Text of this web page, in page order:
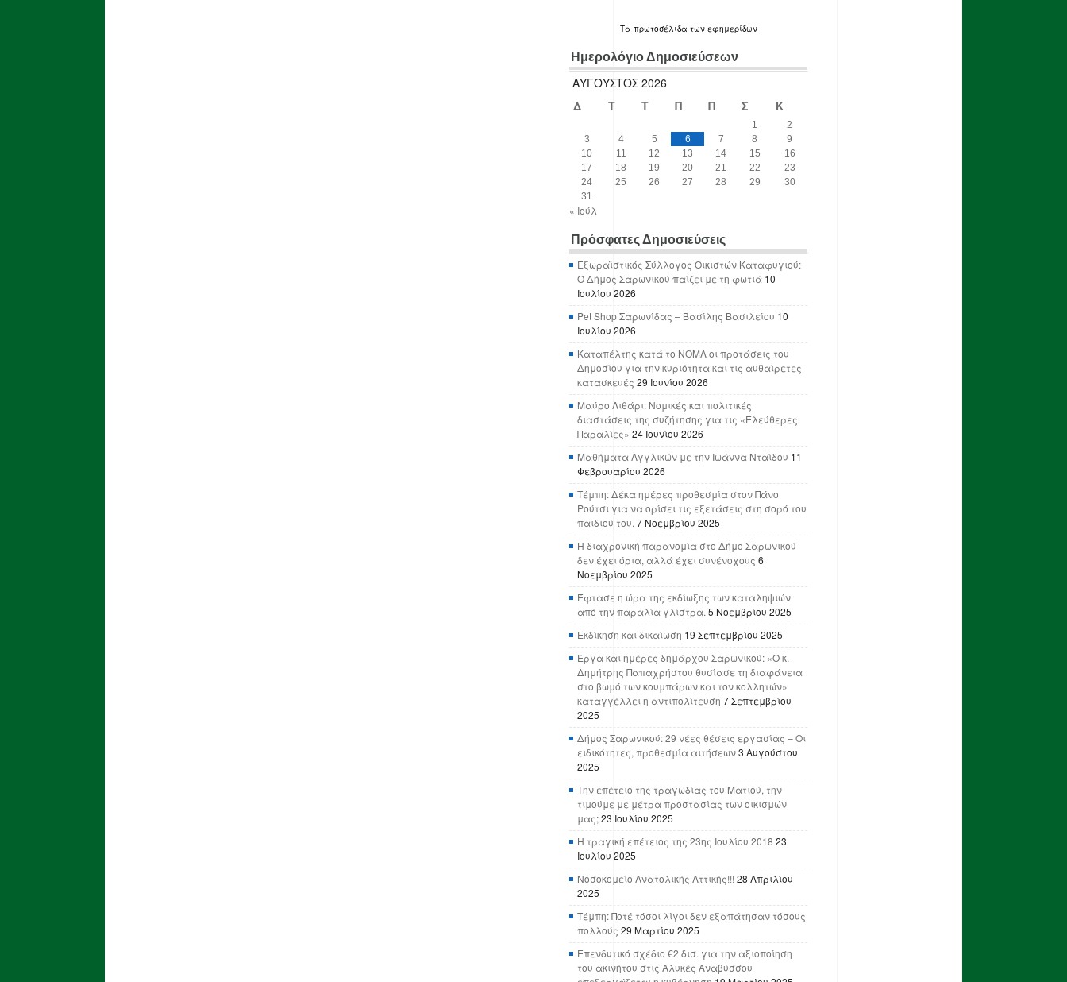
Τα πρωτοσέλιδα των εφημερίδων
Ημερολόγιο Δημοσιεύσεων
ΑΎΓΟΥΣΤΟΣ 2026
Δ
Τ Τ Π Π Σ Κ
1
2
3
4 5 6 7 8
9
10
11 12 13 14 15
16
17
18 19 20 21 22
23
24
25 26 27 28 29
30
31
« Ιούλ
Πρόσφατες Δημοσιεύσεις
Εξωραϊστικός Σύλλογος Οικιστών Καταφυγιού:
Ο Δήμος Σαρωνικού παίζει με τη φωτιά 10
Ιουλίου 2026
Pet Shop Σαρωνίδας – Βασίλης Βασιλείου 10
Ιουλίου 2026
Καταπέλτης κατά το ΝΟΜΛ οι προτάσεις του
Δημοσίου για την κυριότητα και τις αυθαίρετες
κατασκευές 29 Ιουνίου 2026
Μαύρο Λιθάρι: Νομικές και πολιτικές
διαστάσεις της συζήτησης για τις «Ελεύθερες
Παραλίες» 24 Ιουνίου 2026
Μαθήματα Αγγλικών με την Ιωάννα Νταΐδου 11
Φεβρουαρίου 2026
Τέμπη: Δέκα ημέρες προθεσμία στον Πάνο
Ρούτσι για να ορίσει τις εξετάσεις στη σορό του
παιδιού του. 7 Νοεμβρίου 2025
Η διαχρονική παρανομία στο Δήμο Σαρωνικού
δεν έχει όρια, αλλά έχει συνένοχους 6
Νοεμβρίου 2025
Έφτασε η ώρα της εκδίωξης των καταληψιών
από την παραλία γλίστρα. 5 Νοεμβρίου 2025
Εκδίκηση και δικαίωση 19 Σεπτεμβρίου 2025
Έργα και ημέρες δημάρχου Σαρωνικού: «Ο κ.
Δημήτρης Παπαχρήστου θυσίασε τη διαφάνεια
στο βωμό των κουμπάρων και τον κολλητών»
καταγγέλλει η αντιπολίτευση 7 Σεπτεμβρίου
2025
Δήμος Σαρωνικού: 29 νέες θέσεις εργασίας – Οι
ειδικότητες, προθεσμία αιτήσεων3 Αυγούστου
2025
Την επέτειο της τραγωδίας του Ματιού, την
τιμούμε με μέτρα προστασίας των οικισμών
μας;23 Ιουλίου 2025
Η τραγική επέτειος της 23ης Ιουλίου 2018 23
Ιουλίου 2025
Νοσοκομείο Ανατολικής Αττικής!!! 28 Απριλίου
2025
Τέμπη: Ποτέ τόσοι λίγοι δεν εξαπάτησαν τόσους
πολλούς 29 Μαρτίου 2025
Επενδυτικό σχέδιο €2 δισ. για την αξιοποίηση
του ακινήτου στις Αλυκές Αναβύσσου